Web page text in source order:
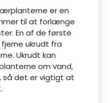
er en
til at forlænge
En af de første
ukrudt fra
Ukrudt kan
om vand,
så det er vigtigt at